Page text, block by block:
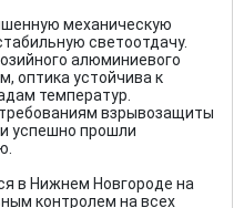
механическую
светоотдачу.
алюминиевого
оптика устойчива к
температур.
взрывозащиты
и успешно прошли
в Нижнем Новгороде на
контролем на всех